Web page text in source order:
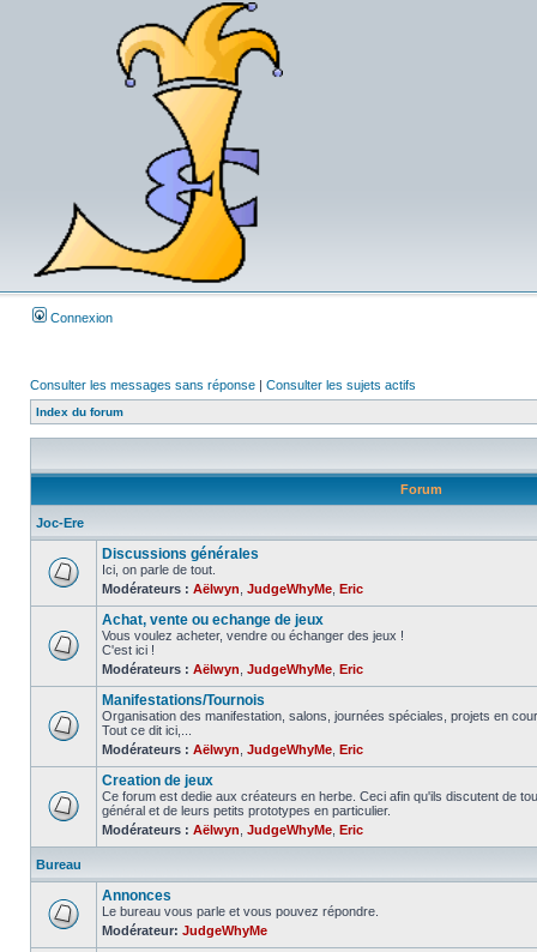
Connexion
Consulter les messages sans réponse | Consulter les sujets actifs
Index du forum
Forum
Joc-Ere
Discussions générales
Ici, on parle de tout.
Modérateurs : Aëlwyn JudgeWhyMe Eric
Achat, vente ou echange de jeux
Vous voulez acheter, vendre ou échanger des jeux !
C'est ici !
Modérateurs : Aëlwyn JudgeWhyMe Eric
Manifestations/Tournois
Organisation des manifestation, salons, journées spéciales, projets en
Tout ce dit ici,...
Modérateurs : Aëlwyn JudgeWhyMe Eric
Creation de jeux
Ce forum est dedie aux créateurs en herbe. Ceci afin qu'ils discutent de
général et de leurs petits prototypes en particulier.
Modérateurs : Aëlwyn JudgeWhyMe Eric
Bureau
Annonces
Le bureau vous parle et vous pouvez répondre.
Modérateur: JudgeWhyMe